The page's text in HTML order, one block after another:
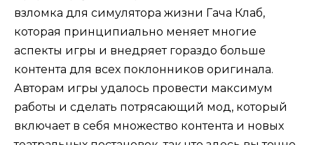
взломка для симулятора жизни Гача Клаб,
которая принципиально меняет многие
аспекты игры и внедряет гораздо больше
контента для всех поклонников оригинала.
Авторам игры удалось провести максимум
работы и сделать потрясающий мод, который
включает в себя множество контента и новых